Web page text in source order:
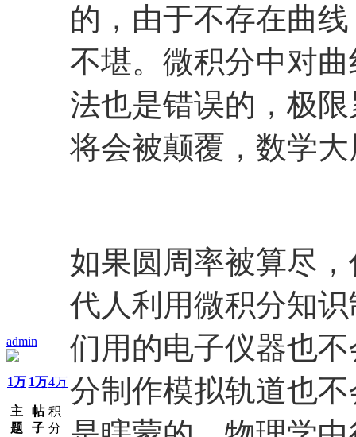
admin
1万
主
题
1万
帖
子
4万
积
分
的，由于不存在曲
不堪。微积分中对
法也是错误的，极
将会被颠覆，数学
如果圆周率被算尽
代人利用微积分知
们用的电子仪器也
分制作模拟轨道也